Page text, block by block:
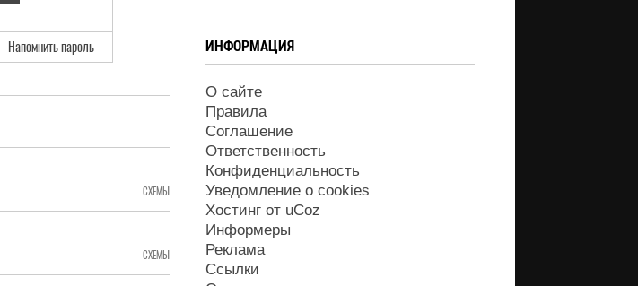
Напомнить пароль
СХЕМЫ
СХЕМЫ
ИНФОРМАЦИЯ
О сайте
Правила
Соглашение
Ответственность
Конфиденциальность
Уведомление о cookies
Хостинг от uCoz
Информеры
Реклама
Ссылки